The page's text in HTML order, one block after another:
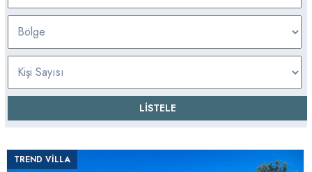
TREND VİLLA